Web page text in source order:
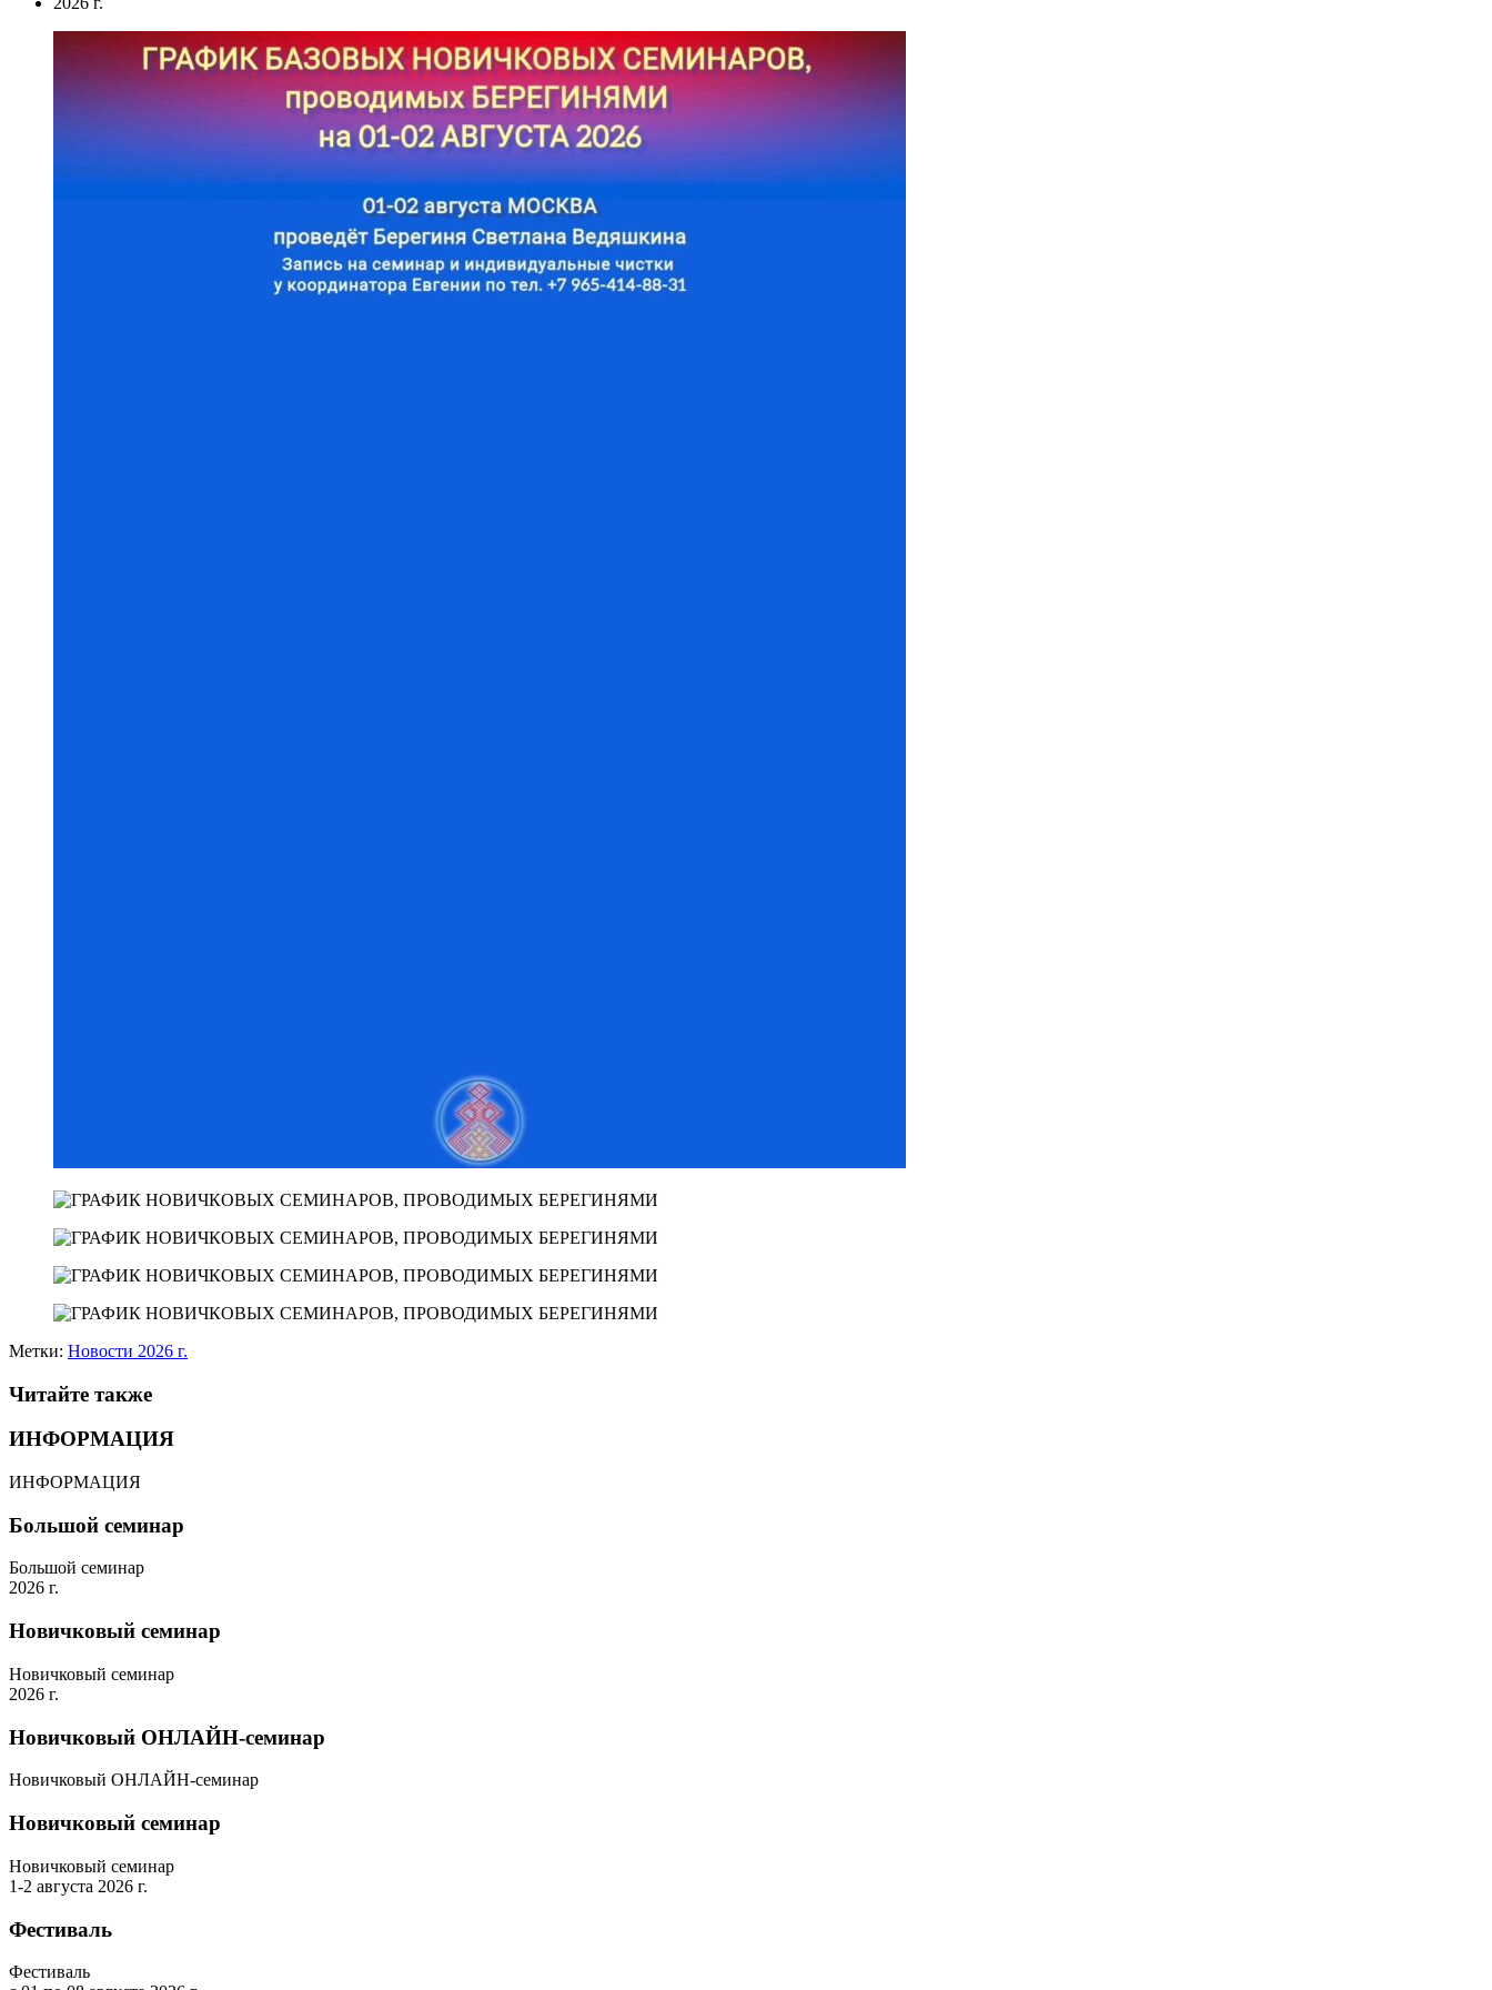
Метки: Новости 2026 г.
Читайте также
ИНФОРМАЦИЯ
ИНФОРМАЦИЯ
Большой семинар
Большой семинар
2026 г.
Новичковый семинар
Новичковый семинар
2026 г.
Новичковый ОНЛАЙН-семинар
Новичковый ОНЛАЙН-семинар
Новичковый семинар
Новичковый семинар
1-2 августа 2026 г.
Фестиваль
Фестиваль